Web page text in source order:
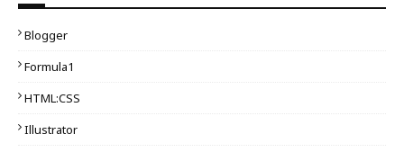
Blogger
Formula1
HTML:CSS
Illustrator